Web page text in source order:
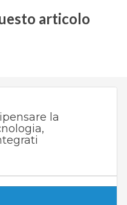
articolo
la